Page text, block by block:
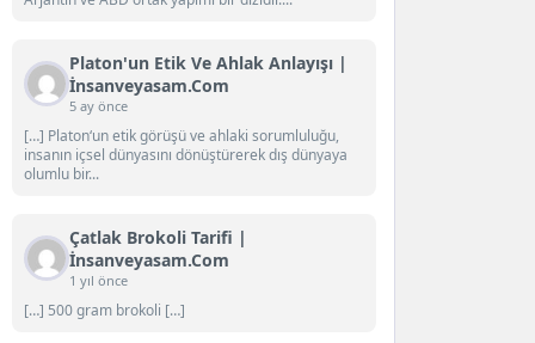
Platon'un Etik Ve Ahlak Anlayışı |
İnsanveyasam.com
5 ay önce
[…] Platon‘un etik görüşü ve ahlaki sorumluluğu,
insanın içsel dünyasını dönüştürerek dış dünyaya
olumlu bir...
Çatlak Brokoli Tarifi |
İnsanveyasam.com
1 yıl önce
[…] 500 gram brokoli […]